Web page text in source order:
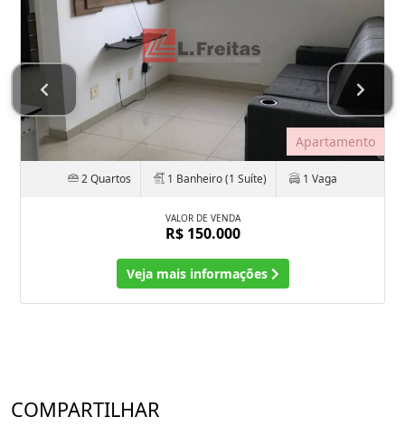
Apartamento
2 Quartos 1 Banheiro (1 Suíte) 1 Vaga
VALOR DE VENDA
R$ 150.000
Veja mais informações
COMPARTILHAR